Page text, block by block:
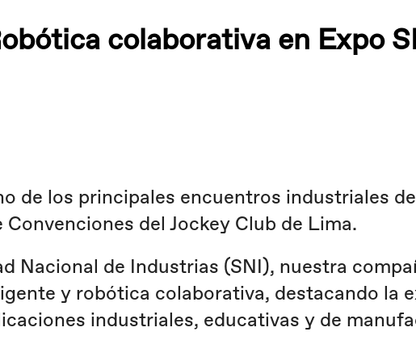
colaborativa en Expo
de los principales encuentros industriales
del Jockey Club de Lima.
Nacional de Industrias (SNI), nuestra
y robótica colaborativa, destacando la
industriales, educativas y de